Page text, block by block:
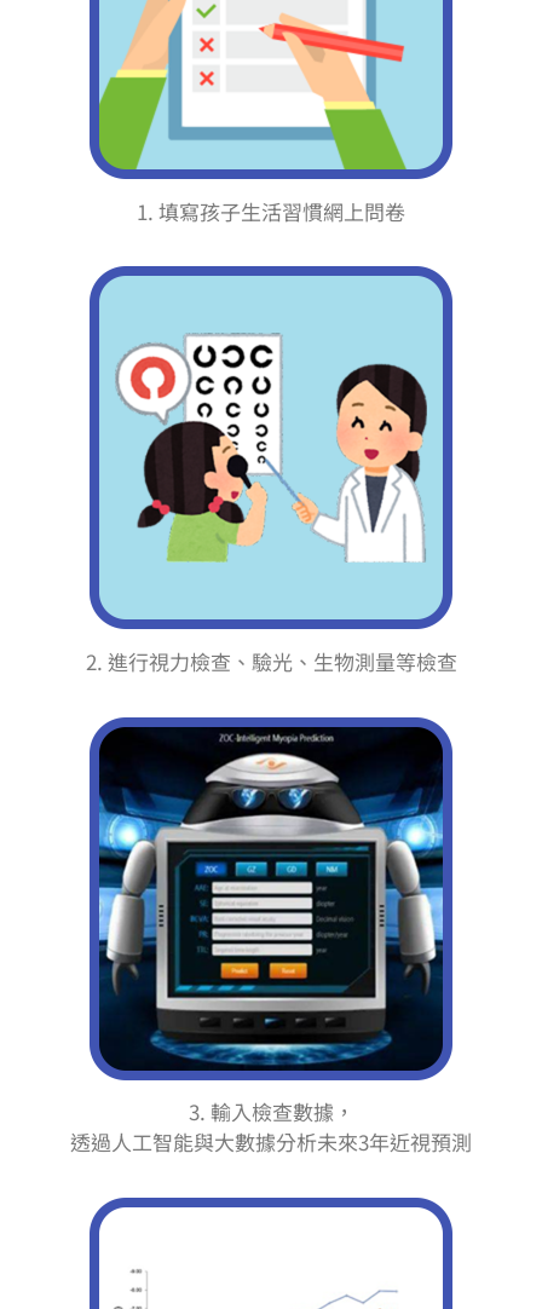
1. 填寫孩子生活習慣網上問卷
2. 進行視力檢查、驗光、生物測量等檢查
3. 輸入檢查數據，
透過人工智能與大數據分析未來3年近視預測